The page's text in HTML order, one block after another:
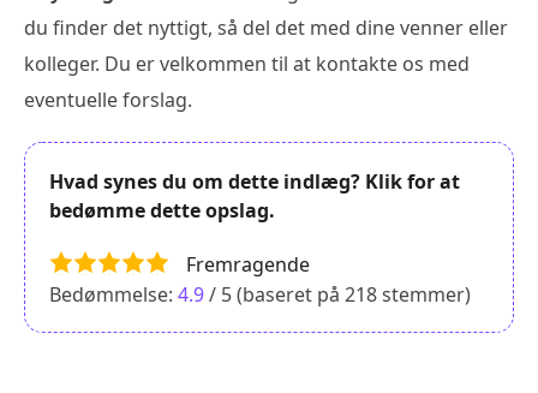
du finder det nyttigt, så del det med dine venner eller
kolleger. Du er velkommen til at kontakte os med
eventuelle forslag.
Hvad synes du om dette indlæg? Klik for at
bedømme dette opslag.
Fremragende
Bedømmelse: 4.9/ 5 (baseret på 218stemmer)